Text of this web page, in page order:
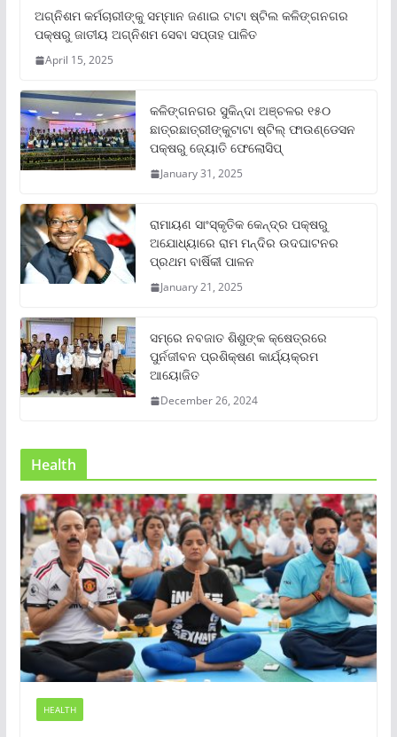
ଅଗ୍ନିଶମ କର୍ମଚାରୀଙ୍କୁ ସମ୍ମାନ ଜଣାଇ ଟାଟା ଷ୍ଟିଲ କଳିଙ୍ଗନଗର
ପକ୍ଷରୁ ଜାତୀୟ ଅଗ୍ନିଶମ ସେବା ସପ୍ତାହ ପାଳିତ
April 15, 2025
କଳିଙ୍ଗନଗର ସୁକିନ୍ଦା ଅଞ୍ଚଳର ୧୫୦
ଛାତ୍ରଛାତ୍ରୀଙ୍କୁଟାଟା ଷ୍ଟିଲ୍ ଫାଉଣ୍ଡେସନ
ପକ୍ଷରୁ ଜ୍ୟୋତି ଫେଲୋସିପ୍‌
January 31, 2025
ରାମାୟଣ ସାଂସ୍କୃତିକ କେନ୍ଦ୍ର ପକ୍ଷରୁ
ଅଯୋଧ୍ୟାରେ ରାମ ମନ୍ଦିର ଉଦଘାଟନର
ପ୍ରଥମ ବାର୍ଷିକୀ ପାଳନ
January 21, 2025
ସମ୍‌ରେ ନବଜାତ ଶିଶୁଙ୍କ କ୍ଷେତ୍ରରେ
ପୁର୍ନଜୀବନ ପ୍ରଶିକ୍ଷଣ କାର୍ଯ୍ୟକ୍ରମ
ଆୟୋଜିତ
December 26, 2024
Health
HEALTH